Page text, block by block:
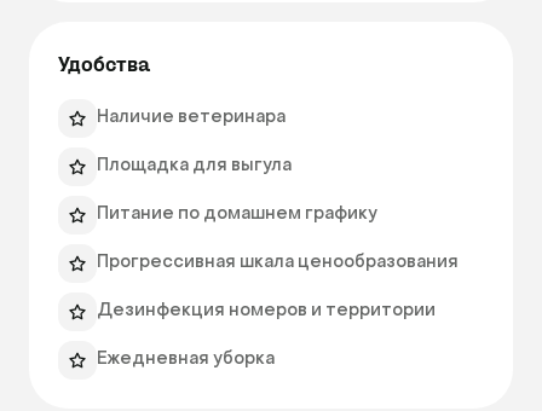
когда собаку забирают непосредственно из
Несмотря на то, что мы работаем со
ветеринарный врач. Мы заботливо относимся
к нашим постояльцам, которым не всегда
Удобства
Наличие ветеринара
Площадка для выгула
Питание по домашнем графику
Прогрессивная шкала ценообразования
Дезинфекция номеров и территории
Ежедневная уборка